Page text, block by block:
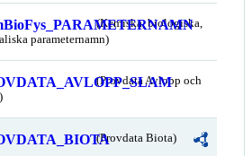
(Kemiska, biologiska,
parameternamn)
(Provdata Avlopp och
(Provdata Biota)